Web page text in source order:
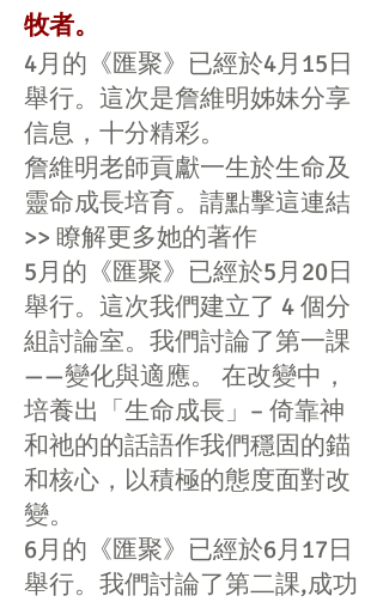
牧者。
4月的《匯聚》已經於4月15日
舉行。這次是詹維明姊妹分享
信息，十分精彩。
詹維明老師貢獻一生於生命及
靈命成長培育。請點擊這連結
>> 瞭解更多她的著作
5月的《匯聚》已經於5月20日
舉行。這次我們建立了 4 個分
組討論室。我們討論了第一課
——變化與適應。 在改變中，
培養出「生命成長」– 倚靠神
和祂的的話語作我們穩固的錨
和核心，以積極的態度面對改
變。
6月的《匯聚》已經於6月17日
舉行。我們討論了第二課,成功